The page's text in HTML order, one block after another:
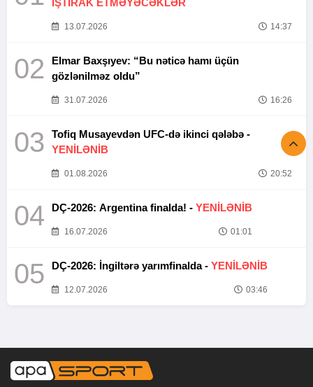
İŞTİRAK ETMƏYƏCƏKLƏR
13.07.2026 14:37
02
Elmar Baxşıyev: “Bu nəticə hamı üçün
gözlənilməz oldu”
31.07.2026 16:26
03
Tofiq Musayevdən UFC-də ikinci qələbə -
YENİLƏNİB
01.08.2026 20:52
04 DÇ-2026: Argentina finalda! - YENİLƏNİB
16.07.2026 01:01
05 DÇ-2026: İngiltərə yarımfinalda - YENİLƏNİB
12.07.2026 03:46